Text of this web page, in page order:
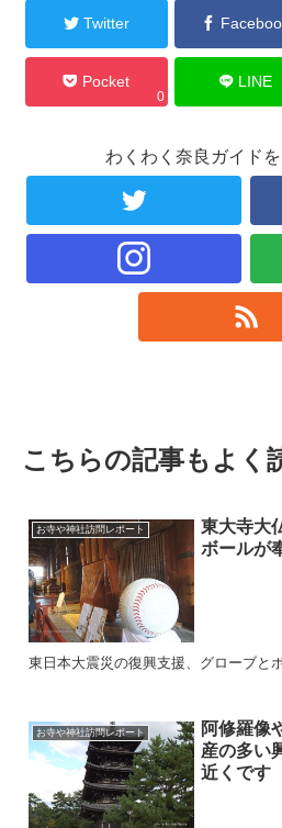
Twitter
Pocket
0
LINE
わくわく奈良ガイド
こちらの記事もよく
お寺や神社訪問レポート
東大寺大
ボールが
東日本大震災の復興支援、グローブと
お寺や神社訪問レポート
阿修羅像
産の多い
近くです